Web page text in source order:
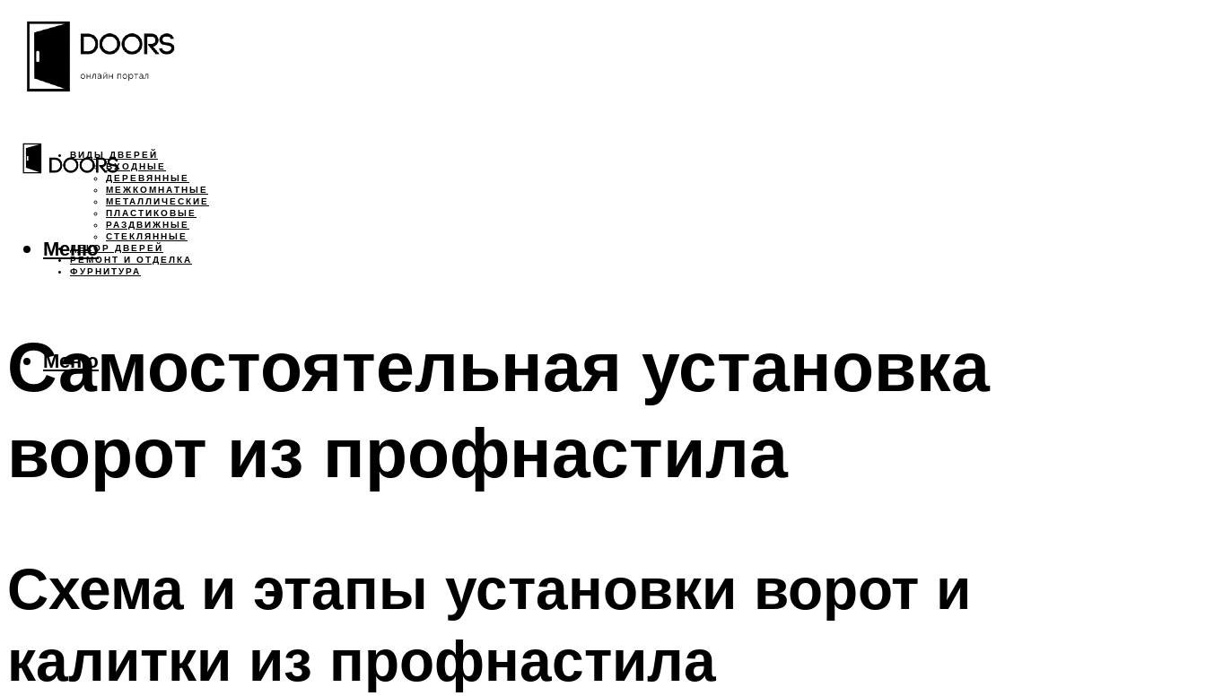
ВИДЫ ДВЕРЕЙ
ВХОДНЫЕ
ДЕРЕВЯННЫЕ
МЕЖКОМНАТНЫЕ
МЕТАЛЛИЧЕСКИЕ
ПЛАСТИКОВЫЕ
РАЗДВИЖНЫЕ
СТЕКЛЯННЫЕ
ДЕКОР ДВЕРЕЙ
РЕМОНТ И ОТДЕЛКА
ФУРНИТУРА
Меню
Меню
Самостоятельная установка
ворот из профнастила
Схема и этапы установки ворот и
калитки из профнастила